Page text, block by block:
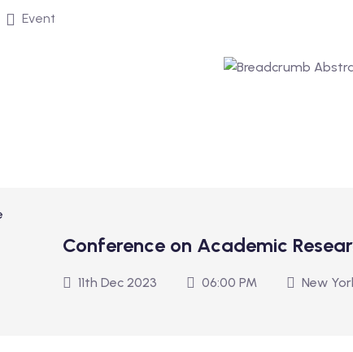
Event
Conference on Academic
11th Dec 2023 06:00 PM New